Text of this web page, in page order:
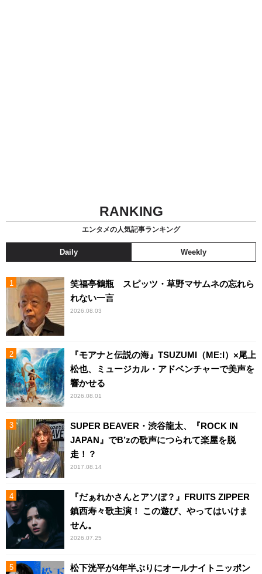
RANKING
エンタメの人気記事ランキング
Daily Weekly
笑福亭鶴瓶 スピッツ・草野マサムネの忘れら
れない一言
2026.08.03
『モアナと伝説の海』TSUZUMI（ME:I）×尾上
松也、ミュージカル・アドベンチャーで美声を
響かせる
2026.08.01
SUPER BEAVER・渋谷龍太、『ROCK IN
JAPAN』でB’zの歌声につられて楽屋を脱
走！？
2017.08.14
『だぁれかさんとアソぼ？』FRUITS ZIPPER
鎮西寿々歌主演！ この遊び、やってはいけま
せん。
2026.07.25
松下洸平が4年半ぶりにオールナイトニッポン